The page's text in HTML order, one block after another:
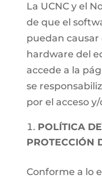
La UCNC y el
de que el
puedan causar
hardware del
accede a la
se
por el acceso
POLÍTICA
PROTECCIÓN
Conforme a lo